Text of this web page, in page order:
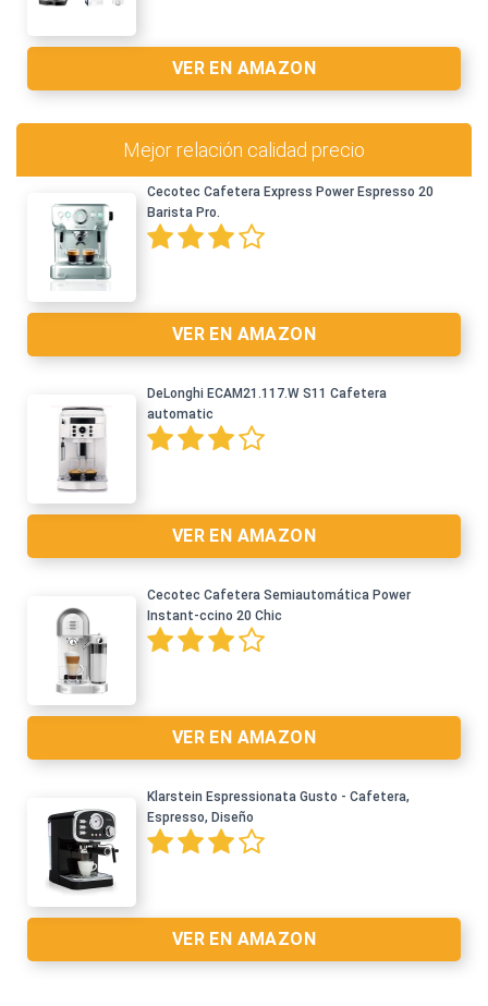
VER EN AMAZON
Mejor relación calidad precio
Cecotec Cafetera Express Power Espresso 20
Barista Pro.
VER EN AMAZON
DeLonghi ECAM21.117.W S11 Cafetera
automatic
VER EN AMAZON
Cecotec Cafetera Semiautomática Power
Instant-ccino 20 Chic
VER EN AMAZON
Klarstein Espressionata Gusto - Cafetera,
Espresso, Diseño
VER EN AMAZON